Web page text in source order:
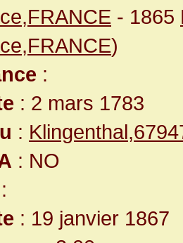
- 1865
)
:
: 2 mars 1783
:
: NO
:
: 19 janvier 1867